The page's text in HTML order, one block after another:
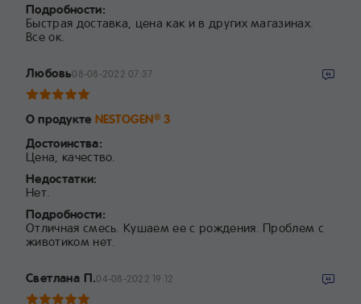
Подробности:
Быстрая доставка, цена как и в других магазинах.
Все ок.
Любовь08-08-2022 07:37
О продукте NESTOGEN®3
Достоинства:
Цена, качество.
Недостатки:
Нет.
Подробности:
Отличная смесь. Кушаем ее с рождения. Проблем с
животиком нет.
Светлана П.04-08-2022 19:12